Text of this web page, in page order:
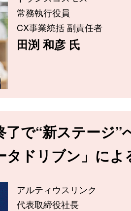
常務執行役員
CX事業統括 副責任者
田渕 和彦 氏
了で“新ステージ”
タドリブン」によ
アルティウスリンク
代表取締役社長